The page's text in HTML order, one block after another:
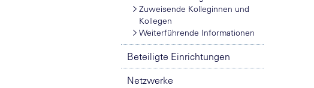
Zuweisende Kolleginnen und
Kollegen
Weiterführende Informationen
Beteiligte Einrichtungen
Netzwerke